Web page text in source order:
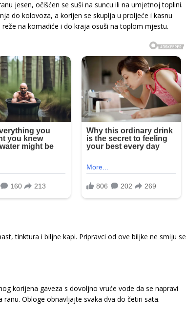
jesen, očišćen se suši na suncu ili na umjetnoj toplini.
do kolovoza, a korijen se skuplja u proljeće i kasnu
na komadiće i do kraja osuši na toplom mjestu.
tinktura i biljne kapi. Pripravci od ove biljke ne smiju se
korijena gaveza s dovoljno vruće vode da se napravi
Obloge obnavljajte svaka dva do četiri sata.